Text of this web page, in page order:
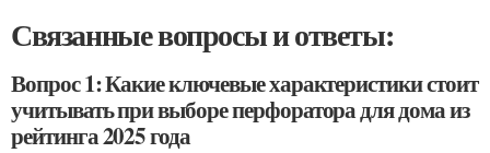
Связанные вопросы и ответы:
Вопрос 1: Какие ключевые характеристики стоит
учитывать при выборе перфоратора для дома из
рейтинга 2025 года